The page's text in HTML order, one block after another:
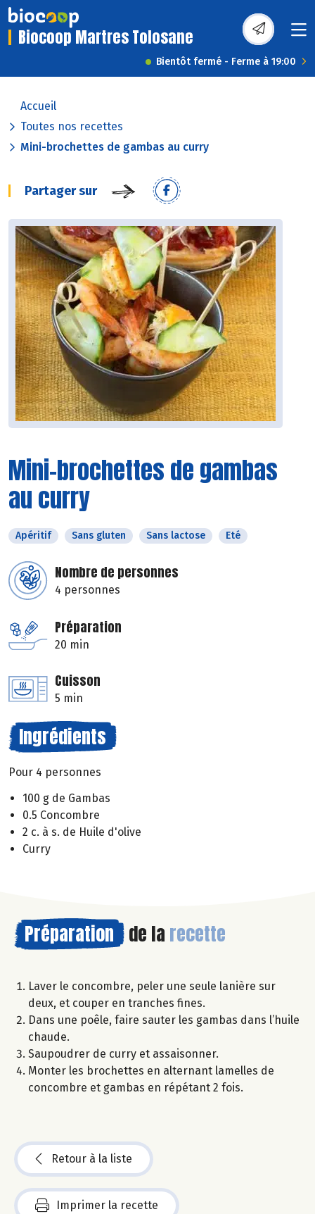
Biocoop Martres Tolosane
Bientôt fermé - Ferme à 19:00
Accueil
Toutes nos recettes
Mini-brochettes de gambas au curry
Partager sur
Mini-brochettes de gambas
au curry
Apéritif Sans gluten Sans lactose Eté
Nombre de personnes
4 personnes
Préparation
20 min
Cuisson
5 min
Ingrédients
Pour 4 personnes
100 g de Gambas
0.5 Concombre
2 c. à s. de Huile d'olive
Curry
Préparation de la recette
Laver le concombre, peler une seule lanière sur
deux, et couper en tranches fines.
Dans une poêle, faire sauter les gambas dans l’huile
chaude.
Saupoudrer de curry et assaisonner.
Monter les brochettes en alternant lamelles de
concombre et gambas en répétant 2 fois.
Retour à la liste
Imprimer la recette